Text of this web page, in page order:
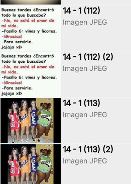
14 - 1 (112)
Imagen JPEG
14 - 1 (112) (2)
Imagen JPEG
14 - 1 (113)
Imagen JPEG
14 - 1 (113) (2)
Imagen JPEG